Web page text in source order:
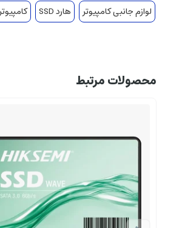
لوازم جانبی کامپیوتر
هارد SSD
محصولات مرتبط